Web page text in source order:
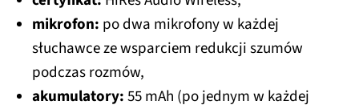
mikrofon: po dwa mikrofony w każdej
słuchawce ze wsparciem redukcji szumów
podczas rozmów,
akumulatory:55 mAh (po jednym w każdej